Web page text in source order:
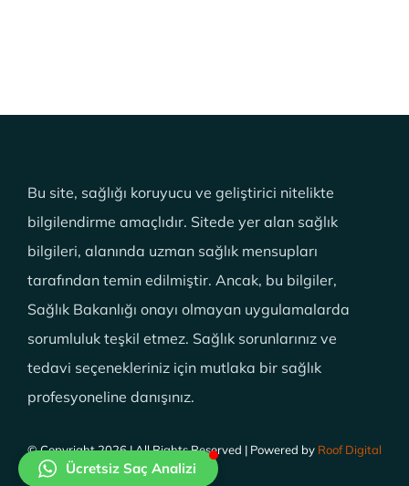
Bu site, sağlığı koruyucu ve geliştirici nitelikte
bilgilendirme amaçlıdır. Sitede yer alan sağlık
bilgileri, alanında uzman sağlık mensupları
tarafından temin edilmiştir. Ancak, bu bilgiler,
Sağlık Bakanlığı onayı olmayan uygulamalarda
sorumluluk teşkil etmez. Sağlık sorunlarınız ve
tedavi seçenekleriniz için mutlaka bir sağlık
profesyoneline danışınız.
© Copyright 2026 | All Rights Reserved | Powered by Roof Digital
Ücretsiz Saç Analizi